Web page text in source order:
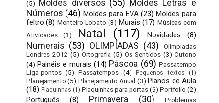
(5) Moldes diversos (55) Moldes Letras e
Números (46) Moldes para EVA (23) Moldes para
feltro (8) Monteiro Lobato (3) Murais (17) Músicas com
Atividades
(3) Natal (117) Novidades (8)
Numerais (53) OLIMPÍADAS (43)
Olimpíadas
Londres 2012 (5) Ortografia (5) Os Sentidos (3) Outono
(4) Painéis e murais (14) Páscoa (69) Passatempo
Liga-pontos (5) Passatempos (4) Pequenos textos (1)
Planejamento (5) Planejamento Anual (3) Planos de Aula
(18) Plaquinhas (1) Plaquinhas para portas(6) Portfolio (2)
Português (8) Primavera (30)
Problemas